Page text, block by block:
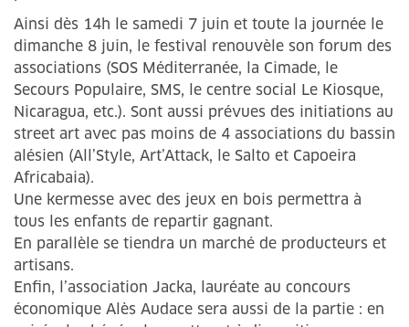
Ainsi dès 14h le samedi 7 juin et toute la journée le
dimanche 8 juin, le festival renouvèle son forum des
associations (SOS Méditerranée, la Cimade, le
Secours Populaire, SMS, le centre social Le Kiosque,
Nicaragua, etc.). Sont aussi prévues des initiations au
street art avec pas moins de 4 associations du bassin
alésien (All’Style, Art’Attack, le Salto et Capoeira
Africabaia).
Une kermesse avec des jeux en bois permettra à
tous les enfants de repartir gagnant.
En parallèle se tiendra un marché de producteurs et
artisans.
Enfin, l’association Jacka, lauréate au concours
économique Alès Audace sera aussi de la partie : en